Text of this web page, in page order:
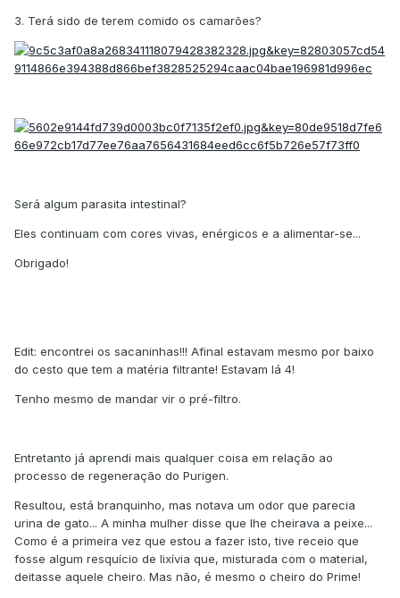
3. Terá sido de terem comido os camarões?
Será algum parasita intestinal?
Eles continuam com cores vivas, enérgicos e a alimentar-se...
Obrigado!
Edit: encontrei os sacaninhas!!! Afinal estavam mesmo por baixo
do cesto que tem a matéria filtrante! Estavam lá 4!
Tenho mesmo de mandar vir o pré-filtro.
Entretanto já aprendi mais qualquer coisa em relação ao
processo de regeneração do Purigen.
Resultou, está branquinho, mas notava um odor que parecia
urina de gato... A minha mulher disse que lhe cheirava a peixe...
Como é a primeira vez que estou a fazer isto, tive receio que
fosse algum resquício de lixívia que, misturada com o material,
deitasse aquele cheiro. Mas não, é mesmo o cheiro do Prime!